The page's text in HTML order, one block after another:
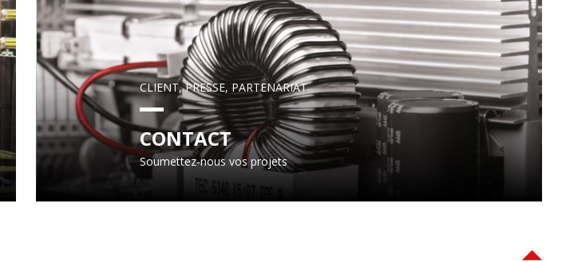
CLIENT, PRESSE, PARTENARIAT
CONTACT
Soumettez-nous vos projets